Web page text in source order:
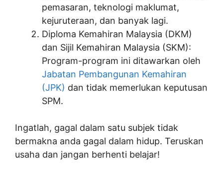
pemasaran, teknologi maklumat,
kejuruteraan, dan banyak lagi.
Diploma Kemahiran Malaysia (DKM)
dan Sijil Kemahiran Malaysia (SKM):
Program-program ini ditawarkan oleh
Jabatan Pembangunan Kemahiran
(JPK) dan tidak memerlukan keputusan
SPM.
Ingatlah, gagal dalam satu subjek tidak
bermakna anda gagal dalam hidup. Teruskan
usaha dan jangan berhenti belajar!